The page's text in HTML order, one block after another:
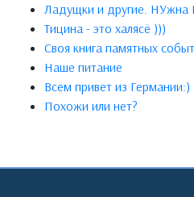
Ладущки и другие.
Тицина - это халясё )))
Своя книга памятных
Наше питание
Всем привет из Германии:)
Похожи или нет?